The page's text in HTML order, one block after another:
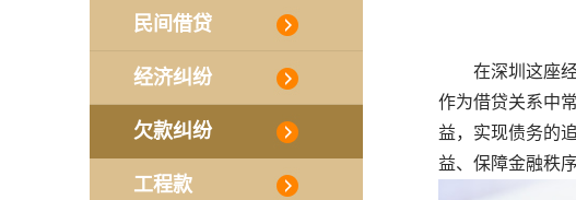
民间借贷
经济纠纷
欠款纠纷
工程款
在深圳这座经
作为借贷关系中
益，实现债务的
益、保障金融秩